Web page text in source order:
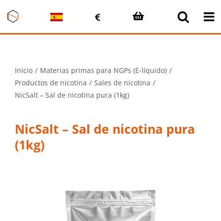
contenido
Inicio
Materias primas para NGPs (E-líquido)
Productos de nicotina
Sales de nicotina
NicSalt – Sal de nicotina pura (1kg)
NicSalt – Sal de nicotina pura
(1kg)